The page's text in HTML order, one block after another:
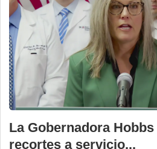
La Gobernadora
recortes a servicio...